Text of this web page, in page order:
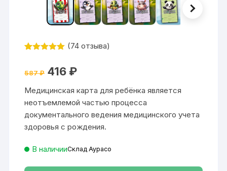
на основе
пользовател
ей
(74 отзыва)
587₽ Первоначальная
цена
587 ₽.
416 ₽Текущая
Медицинская карта для ребёнка является
неотъемлемой частью процесса
документального ведения медицинского учета
здоровья с рождения.
В наличииСклад Аурасо